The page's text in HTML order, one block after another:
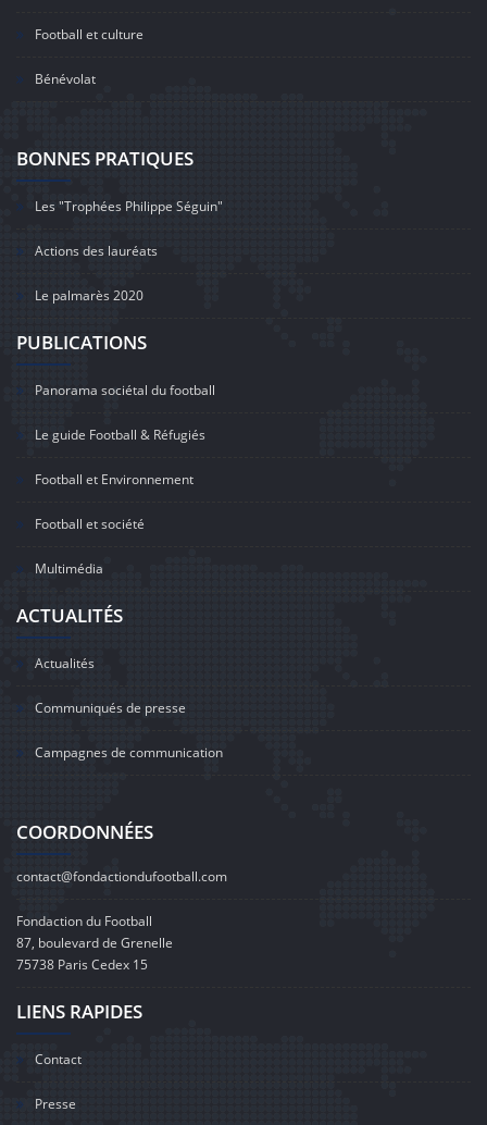
Football et culture
Bénévolat
BONNES PRATIQUES
Les "Trophées Philippe Séguin"
Actions des lauréats
Le palmarès 2020
PUBLICATIONS
Panorama sociétal du football
Le guide Football & Réfugiés
Football et Environnement
Football et société
Multimédia
ACTUALITÉS
Actualités
Communiqués de presse
Campagnes de communication
COORDONNÉES
contact@fondactiondufootball.com
Fondaction du Football
87, boulevard de Grenelle
75738 Paris Cedex 15
LIENS RAPIDES
Contact
Presse